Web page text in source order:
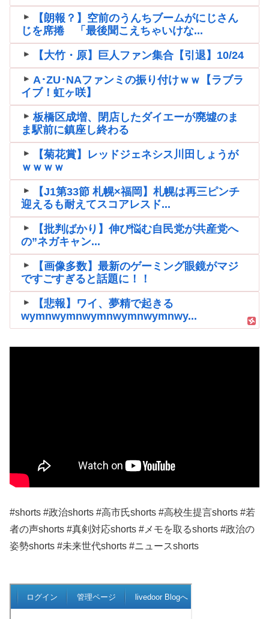
【朗報？】空前のうんちブームがにじさん
じを席捲 「最後聞こえちゃいけな...
【大竹・原】巨人ファン集合【引退】10/24
A･ZU･NAファンミの振り付けｗｗ【ラブラ
イブ！虹ヶ咲】
板橋区成増、閉店したダイエーが廃墟のま
ま駅前に鎮座し終わる
【菊花賞】レッドジェネシス川田しょうが
ｗｗｗｗ
【J1第33節 札幌×福岡】札幌は再三ピンチ
迎えるも耐えてスコアレスド...
【批判ばかり】伸び悩む自民党が共産党へ
の”ネガキャン...
【画像多数】最新のゲーミング眼鏡がマジ
ですごすぎると話題に！！
【悲報】ワイ、夢精で起きる
wymnwymnwymnwymnwymnwy...
#shorts #政治shorts #高市氏shorts #高校生提言shorts #若
者の声shorts #真剣対応shorts #メモを取るshorts #政治の
姿勢shorts #未来世代shorts #ニュースshorts